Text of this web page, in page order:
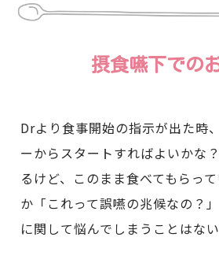
摂食嚥下での
Drより食事開始の指示が出た時
ーからスタートすればよいかな
るけど、このまま食べてもらっ
か「これって誤嚥の兆候なの？
に関して悩んでしまうことはな